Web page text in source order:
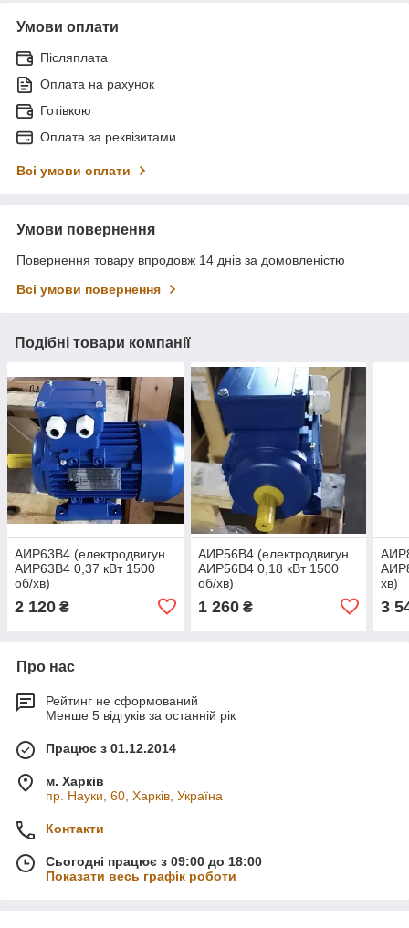
Умови оплати
Післяплата
Оплата на рахунок
Готівкою
Оплата за реквізитами
Всі умови оплати
Умови повернення
Повернення товару впродовж 14 днів за домовленістю
Всі умови повернення
Подібні товари компанії
АИР63В4 (електродвигун
АИР63В4 0,37 кВт 1500
об/хв)
2 120 ₴
АИР56В4 (електродвигун
АИР56В4 0,18 кВт 1500
об/хв)
1 260₴
хв)
3
Про нас
Рейтинг не сформований
Менше 5 відгуків за останній рік
Працює з 01.12.2014
м. Харків
пр. Науки, 60, Харків, Україна
Контакти
Сьогодні працює з 09:00 до 18:00
Показати весь графік роботи